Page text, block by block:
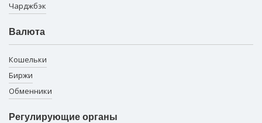
Чарджбэк
Валюта
Кошельки
Биржи
Обменники
Регулирующие органы